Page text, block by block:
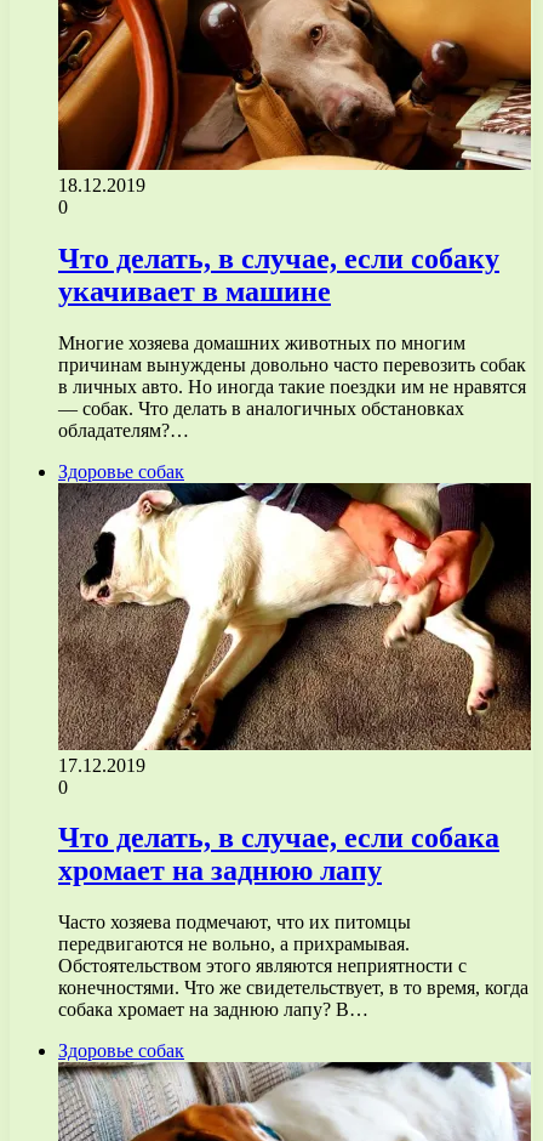
18.12.2019
0
Что делать, в случае, если собаку
укачивает в машине
Многие хозяева домашних животных по многим
причинам вынуждены довольно часто перевозить собак
в личных авто. Но иногда такие поездки им не нравятся
— собак. Что делать в аналогичных обстановках
обладателям?…
Здоровье собак
17.12.2019
0
Что делать, в случае, если собака
хромает на заднюю лапу
Часто хозяева подмечают, что их питомцы
передвигаются не вольно, а прихрамывая.
Обстоятельством этого являются неприятности с
конечностями. Что же свидетельствует, в то время, когда
собака хромает на заднюю лапу? В…
Здоровье собак